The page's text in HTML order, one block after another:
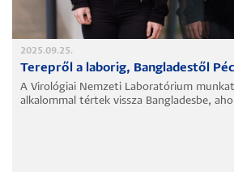
2025.09.25.
Terepről a laborig, Bangladestől
A Virológiai Nemzeti Laboratórium
alkalommal tértek vissza Bangladesbe,